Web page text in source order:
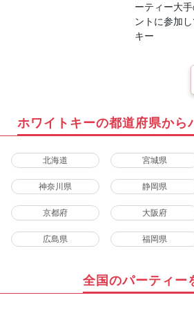
ーティー大
ントに参加
キー
ホワイトキーの都道府県から
北海道 宮城県
神奈川県 静岡県
京都府 大阪府
広島県 福岡県
全国のパーティー